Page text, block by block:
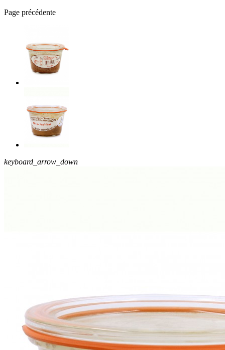
Page précédente
keyboard_arrow_down